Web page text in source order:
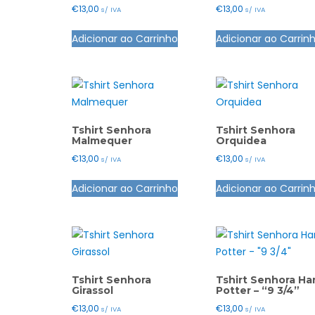
€13,00 s/ IVA
Adicionar ao Carrinho
This
product
multiple
variants.
chosen
on
product
€13,00 s/ IVA
Adicionar ao
Tshirt Senhora
Malmequer
€13,00 s/ IVA
Adicionar ao Carrinho
This
product
multiple
variants.
Tshirt Senhora
Orquidea
€13,00 s/ IVA
Adicionar ao
Tshirt Senhora
Girassol
€13,00 s/ IVA
Tshirt Senhora
Potter – “9 3/4”
€13,00 s/ IVA